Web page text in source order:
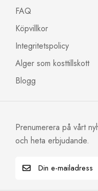
FAQ
Köpvillkor
Integritetspolicy
Alger som kosttillskott
Blogg
Prenumerera på vårt
och heta erbjudande.